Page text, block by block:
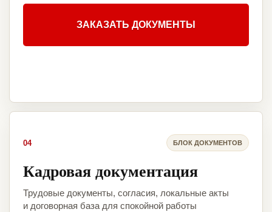
ЗАКАЗАТЬ ДОКУМЕНТЫ
04 БЛОК ДОКУМЕНТОВ
Кадровая документация
Трудовые документы, согласия, локальные акты
и договорная база для спокойной работы